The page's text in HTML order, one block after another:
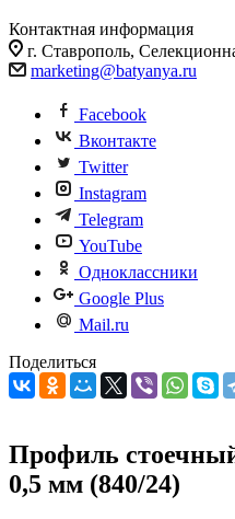
Контактная информация
г. Ставрополь,
marketing@batyanya.ru
Facebook
Вконтакте
Twitter
Instagram
Telegram
YouTube
Одноклассники
Google Plus
Mail.ru
Поделиться
Профиль
0,5 мм (840/24)